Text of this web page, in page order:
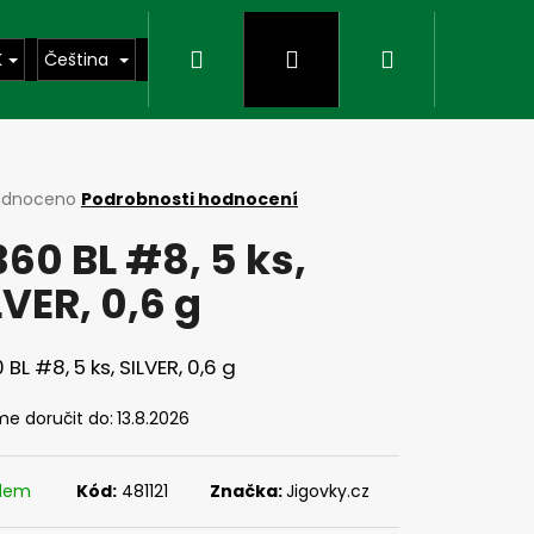
Čeština Hledat PřihlášeníNákupní
Podrobnosti hodnocení
BL #8, 5 ks,
0,6 g
#8, 5 ks, SILVER, 0,6 g
doručit do: 13.8.2026
Kód: 481121 Značka:Jigovky.cz
Následující